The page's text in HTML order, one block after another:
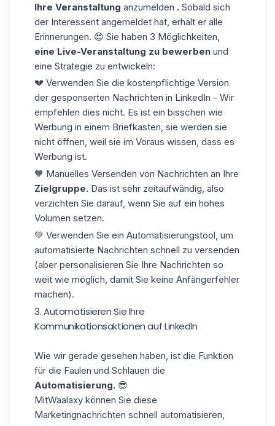
Ihre Veranstaltung anzumelden . Sobald sich
der Interessent angemeldet hat, erhält er alle
Erinnerungen. 😍 Sie haben 3 Möglichkeiten,
eine Live-Veranstaltung zu bewerben und
eine Strategie zu entwickeln:
💔 Verwenden Sie die kostenpflichtige Version
der gesponserten Nachrichten in LinkedIn - Wir
empfehlen dies nicht. Es ist ein bisschen wie
Werbung in einem Briefkasten, sie werden sie
nicht öffnen, weil sie im Voraus wissen, dass es
Werbung ist.
🧡 Manuelles Versenden von Nachrichten an Ihre
Zielgruppe. Das ist sehr zeitaufwändig, also
verzichten Sie darauf, wenn Sie auf ein hohes
Volumen setzen.
💚 Verwenden Sie ein Automatisierungstool, um
automatisierte Nachrichten schnell zu versenden
(aber personalisieren Sie Ihre Nachrichten so
weit wie möglich, damit Sie keine Anfängerfehler
machen).
3. Automatisieren Sie Ihre
Kommunikationsaktionen auf LinkedIn
Wie wir gerade gesehen haben, ist die Funktion
für die Faulen und Schlauen die
Automatisierung. 😎
MitWaalaxy können Sie diese
Marketingnachrichten schnell automatisieren,